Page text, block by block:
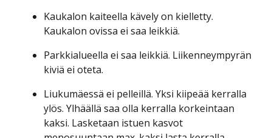
Kaukalon kaiteella kävely on kielletty.
Kaukalon ovissa ei saa leikkiä.
Parkkialueella ei saa leikkiä. Liikenneympyrän
kiviä ei oteta.
Liukumäessä ei pelleillä. Yksi kiipeää kerralla
ylös. Ylhäällä saa olla kerralla korkeintaan
kaksi. Lasketaan istuen kasvot